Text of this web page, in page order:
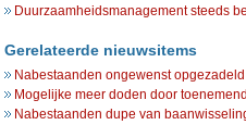
Duurzaamheidsmanagement steeds
Gerelateerde nieuwsitems
Nabestaanden ongewenst
Mogelijke meer doden door
Nabestaanden dupe van